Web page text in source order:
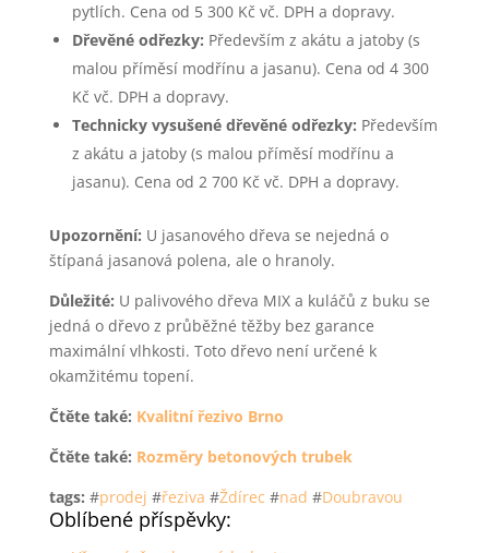
pytlích. Cena od 5 300 Kč vč. DPH a dopravy.
Dřevěné odřezky: Především z akátu a jatoby (s
malou příměsí modřínu a jasanu). Cena od 4 300
Kč vč. DPH a dopravy.
Technicky vysušené dřevěné odřezky: Především
z akátu a jatoby (s malou příměsí modřínu a
jasanu). Cena od 2 700 Kč vč. DPH a dopravy.
Upozornění: U jasanového dřeva se nejedná o
štípaná jasanová polena, ale o hranoly.
Důležité: U palivového dřeva MIX a kuláčů z buku se
jedná o dřevo z průběžné těžby bez garance
maximální vlhkosti. Toto dřevo není určené k
okamžitému topení.
Čtěte také: Kvalitní řezivo Brno
Čtěte také: Rozměry betonových trubek
tags: #prodej #řeziva #Ždírec #nad #Doubravou
Oblíbené příspěvky: